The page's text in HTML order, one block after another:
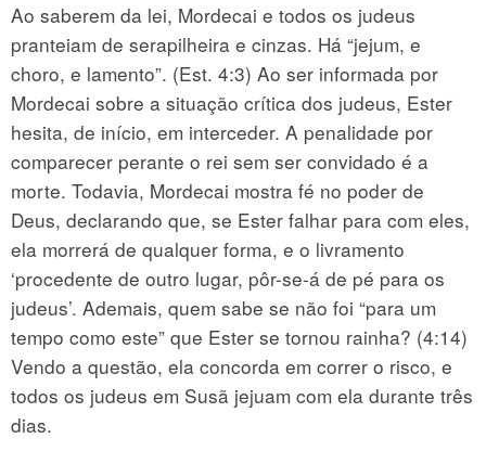
Ao saberem da lei, Mordecai e todos os judeus
pranteiam de serapilheira e cinzas. Há “jejum, e
choro, e lamento”. (Est. 4:3) Ao ser informada por
Mordecai sobre a situação crítica dos judeus, Ester
hesita, de início, em interceder. A penalidade por
comparecer perante o rei sem ser convidado é a
morte. Todavia, Mordecai mostra fé no poder de
Deus, declarando que, se Ester falhar para com eles,
ela morrerá de qualquer forma, e o livramento
‘procedente de outro lugar, pôr-se-á de pé para os
judeus’. Ademais, quem sabe se não foi “para um
tempo como este” que Ester se tornou rainha? (4:14)
Vendo a questão, ela concorda em correr o risco, e
todos os judeus em Susã jejuam com ela durante três
dias.